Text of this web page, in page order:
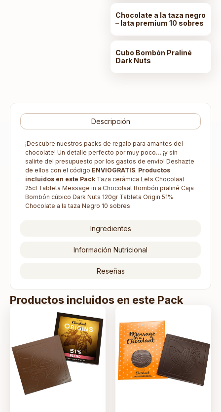
Chocolate a la taza negro
– lata premium 10 sobres
Cubo Bombón Praliné
Dark Nuts
Descripción
Ingredientes
Información Nutricional
Reseñas
¡Descubre nuestros packs de regalo para amantes del
chocolate! Un detalle perfecto por muy poco… ¡y sin
salirte del presupuesto por los gastos de envío! Deshazte
de ellos con el código ENVIOGRATIS. Productos
incluidos en este Pack Taza cerámica Lets Chocolaat
25cl Tableta Message in a Chocolaat Bombón praliné Caja
Bombón cúbico Dark Nuts 120gr Tableta Origin 51%
Chocolate a la taza Negro 10 sobres
Productos incluidos en este Pack